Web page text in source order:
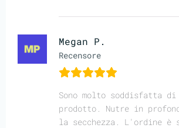
Megan P.
Recensore
Sono molto soddisfatta di
prodotto. Nutre in
la secchezza. L'ordine è